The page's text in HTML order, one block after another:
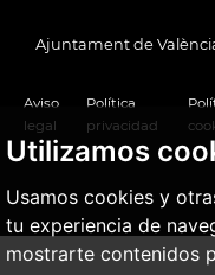
Utilizamos
Usamos cookies y
tu experiencia de
mostrarte contenidos
Ajuntament de
Aviso
legal
Política
privacidad